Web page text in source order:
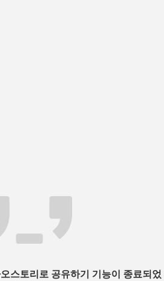
스토리로 공유하기 기능이 종료되었